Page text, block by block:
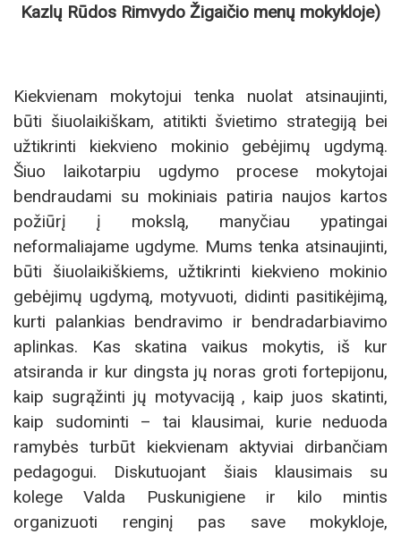
Kazlų Rūdos Rimvydo Žigaičio menų mokykloje)
Kiekvienam mokytojui tenka nuolat atsinaujinti,
būti šiuolaikiškam, atitikti švietimo strategiją bei
užtikrinti kiekvieno mokinio gebėjimų ugdymą.
Šiuo laikotarpiu ugdymo procese mokytojai
bendraudami su mokiniais patiria naujos kartos
požiūrį į mokslą, manyčiau ypatingai
neformaliajame ugdyme. Mums tenka atsinaujinti,
būti šiuolaikiškiems, užtikrinti kiekvieno mokinio
gebėjimų ugdymą, motyvuoti, didinti pasitikėjimą,
kurti palankias bendravimo ir bendradarbiavimo
aplinkas. Kas skatina vaikus mokytis, iš kur
atsiranda ir kur dingsta jų noras groti fortepijonu,
kaip sugrąžinti jų motyvaciją , kaip juos skatinti,
kaip sudominti – tai klausimai, kurie neduoda
ramybės turbūt kiekvienam aktyviai dirbančiam
pedagogui. Diskutuojant šiais klausimais su
kolege Valda Puskunigiene ir kilo mintis
organizuoti renginį pas save mokykloje,